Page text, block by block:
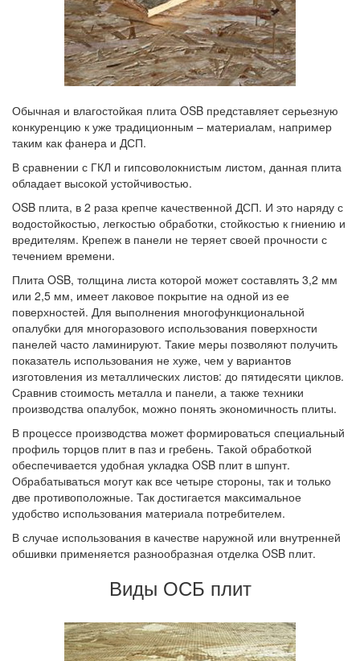
Обычная и влагостойкая плита OSB представляет серьезную
конкуренцию к уже традиционным – материалам, например
таким как фанера и ДСП.
В сравнении с ГКЛ и гипсоволокнистым листом, данная плита
обладает высокой устойчивостью.
OSB плита, в 2 раза крепче качественной ДСП. И это наряду с
водостойкостью, легкостью обработки, стойкостью к гниению и
вредителям. Крепеж в панели не теряет своей прочности с
течением времени.
Плита OSB, толщина листа которой может составлять 3,2 мм
или 2,5 мм, имеет лаковое покрытие на одной из ее
поверхностей. Для выполнения многофункциональной
опалубки для многоразового использования поверхности
панелей часто ламинируют. Такие меры позволяют получить
показатель использования не хуже, чем у вариантов
изготовления из металлических листов: до пятидесяти циклов.
Сравнив стоимость металла и панели, а также техники
производства опалубок, можно понять экономичность плиты.
В процессе производства может формироваться специальный
профиль торцов плит в паз и гребень. Такой обработкой
обеспечивается удобная укладка OSB плит в шпунт.
Обрабатываться могут как все четыре стороны, так и только
две противоположные. Так достигается максимальное
удобство использования материала потребителем.
В случае использования в качестве наружной или внутренней
обшивки применяется разнообразная отделка OSB плит.
Виды ОСБ плит